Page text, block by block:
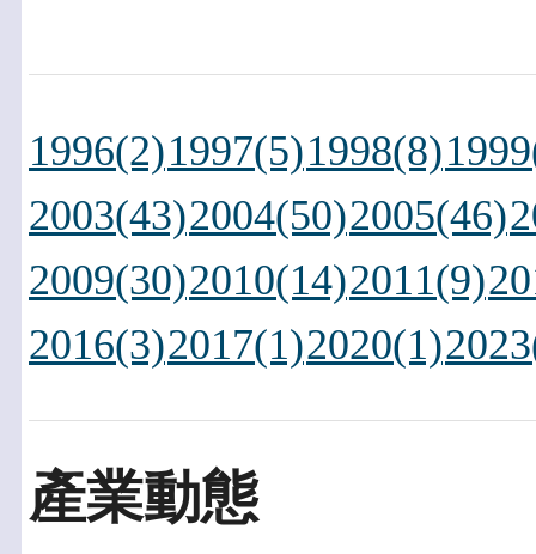
1996(2)1997(5)1998(8)
2003(43)2004(50)2005(46)
2009(30)2010(14)2011(9)
2016(3)2017(1)2020(1)
產業動態